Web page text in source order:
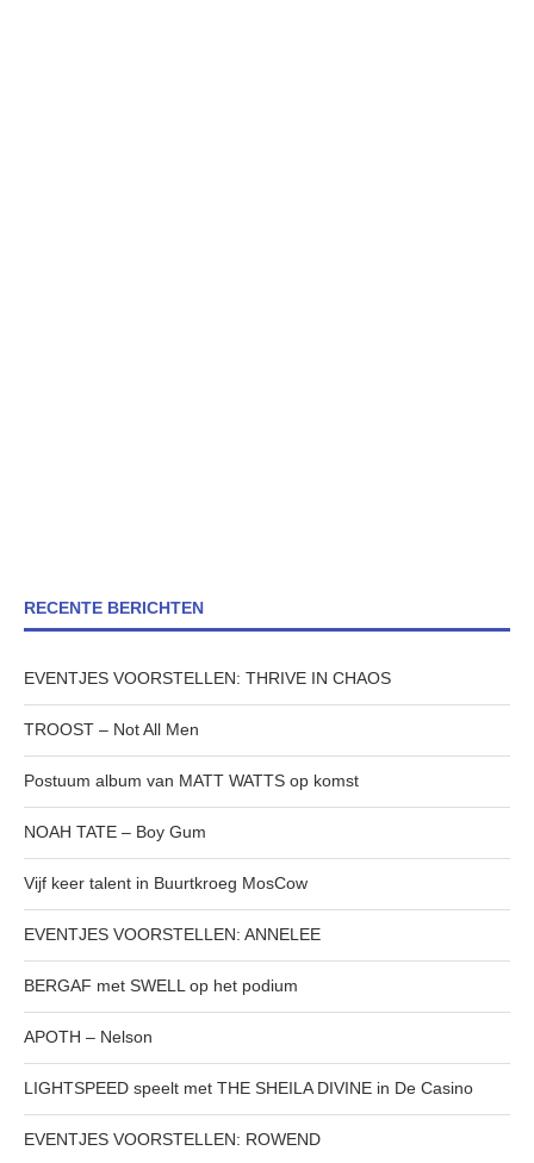
RECENTE BERICHTEN
EVENTJES VOORSTELLEN: THRIVE IN CHAOS
TROOST – Not All Men
Postuum album van MATT WATTS op komst
NOAH TATE – Boy Gum
Vijf keer talent in Buurtkroeg MosCow
EVENTJES VOORSTELLEN: ANNELEE
BERGAF met SWELL op het podium
APOTH – Nelson
LIGHTSPEED speelt met THE SHEILA DIVINE in De Casino
EVENTJES VOORSTELLEN: ROWEND